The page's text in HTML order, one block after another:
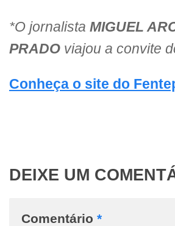
*O jornalista MIGUEL
PRADO viajou a convite
Conheça o site do
DEIXE UM
Comentário *